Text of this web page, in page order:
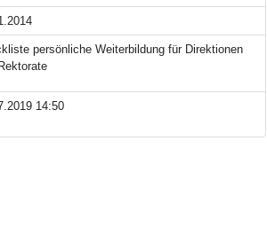
persönliche Weiterbildung für Direktionen
14:50